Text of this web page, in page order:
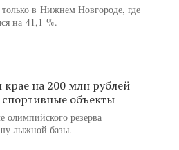
в Нижнем Новгороде, где
на 41,1 %.
на 200 млн рублей
объекты
олимпийского резерва
лыжной базы.